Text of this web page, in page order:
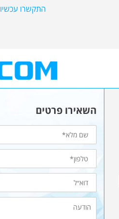
התקשרו עכשיו
השאירו פרטים
שם
מלא
טלפון*
דוא״ל
הודעה